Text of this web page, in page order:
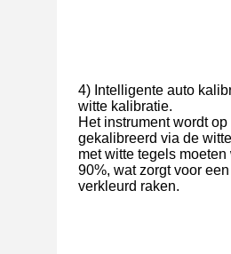
4) Intelligente auto
witte kalibratie.
Het instrument wordt
gekalibreerd via de
met witte tegels
90%, wat zorgt voor
verkleurd raken.